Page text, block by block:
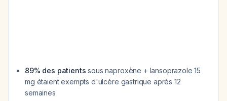
89% des patients sous naproxène + lansoprazole 15
mg étaient exempts d'ulcère gastrique après 12
semaines